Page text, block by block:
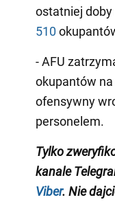
ostatniej doby
510
- AFU
okupantów na
ofensywny
personelem.
Tylko
kanale
Viber. Nie